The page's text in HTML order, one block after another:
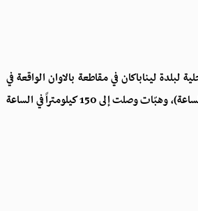
ليناباكان في مقاطعة بالاوان الواقعة في
الجزيرة الغربية، مصحوباً برياح بلغت سرعتها 120 كيلومتراً في الساعة (75 ميلاً في الساعة)، وهبّات وصلت إلى 150 كيلومتراً في الساعة